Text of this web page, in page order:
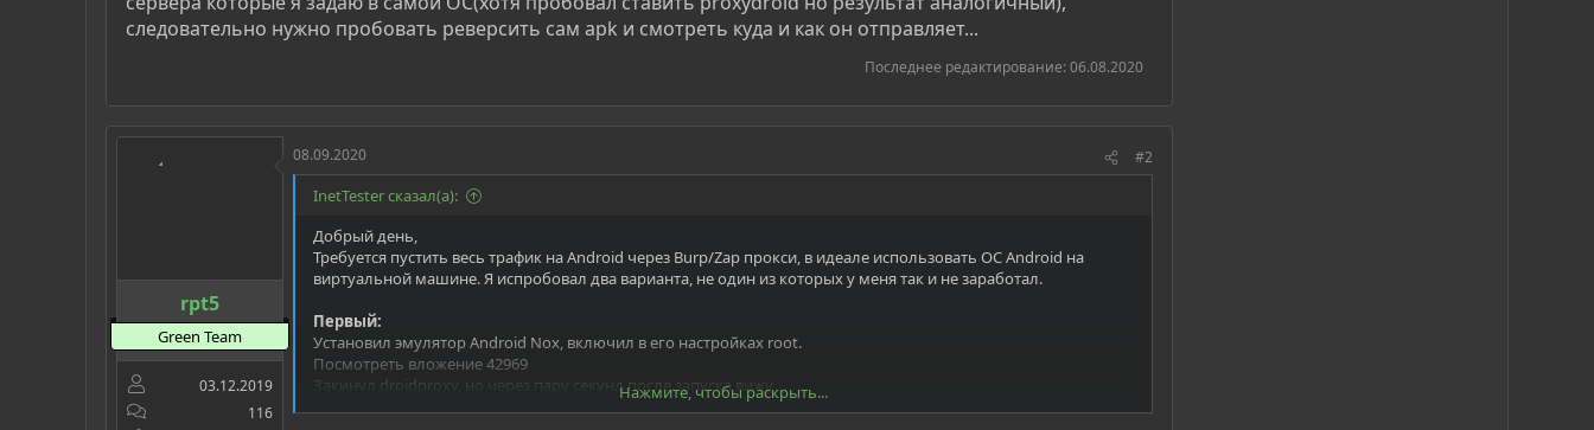
следовательно нужно пробовать реверсить сам apk и смотреть куда и как он отправляет...
Последнее редактирование: 06.08.2020
rpt5
Green Team
03.12.2019
116
08.09.2020 #2
InetTester сказал(а):
Добрый день,
Требуется пустить весь трафик на Android через Burp/Zap прокси, в идеале использовать ОС Android на
виртуальной машине. Я испробовал два варианта, не один из которых у меня так и не заработал.
Первый:
Установил эмулятор Android Nox, включил в его настройках root.
Посмотреть вложение 42969
Закинул droidproxy, но через пару секунд после запуска вижу
Нажмите, чтобы раскрыть...